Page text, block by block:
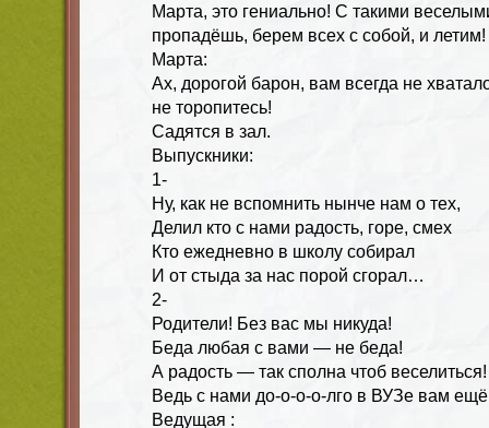
Марта, это гениально! С такими
пропадёшь, берем всех с собой, и летим!
Марта:
Ах, дорогой барон, вам всегда не
не торопитесь!
Садятся в зал.
Выпускники:
1-
Ну, как не вспомнить нынче нам о тех,
Делил кто с нами радость, горе, смех
Кто ежедневно в школу собирал
И от стыда за нас порой сгорал…
2-
Родители! Без вас мы никуда!
Беда любая с вами — не беда!
А радость — так сполна чтоб веселиться!
Ведь с нами до-о-о-о-лго в ВУЗе вам
Ведущая :